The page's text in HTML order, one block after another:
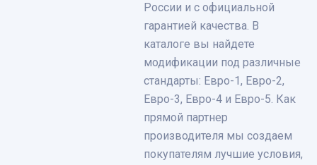
России и с официальной
гарантией качества. В
каталоге вы найдете
модификации под различные
стандарты: Евро-1, Евро-2,
Евро-3, Евро-4 и Евро-5. Как
прямой партнер
производителя мы создаем
покупателям лучшие условия,